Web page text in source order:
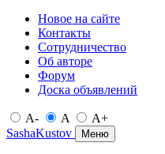
Новое на сайте
Контакты
Сотрудничество
Об авторе
Форум
Доска объявлений
A- A
A+
SashaKustov
Меню